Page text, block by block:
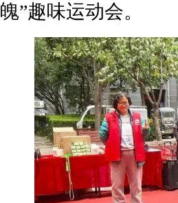
魄”趣味运动会。